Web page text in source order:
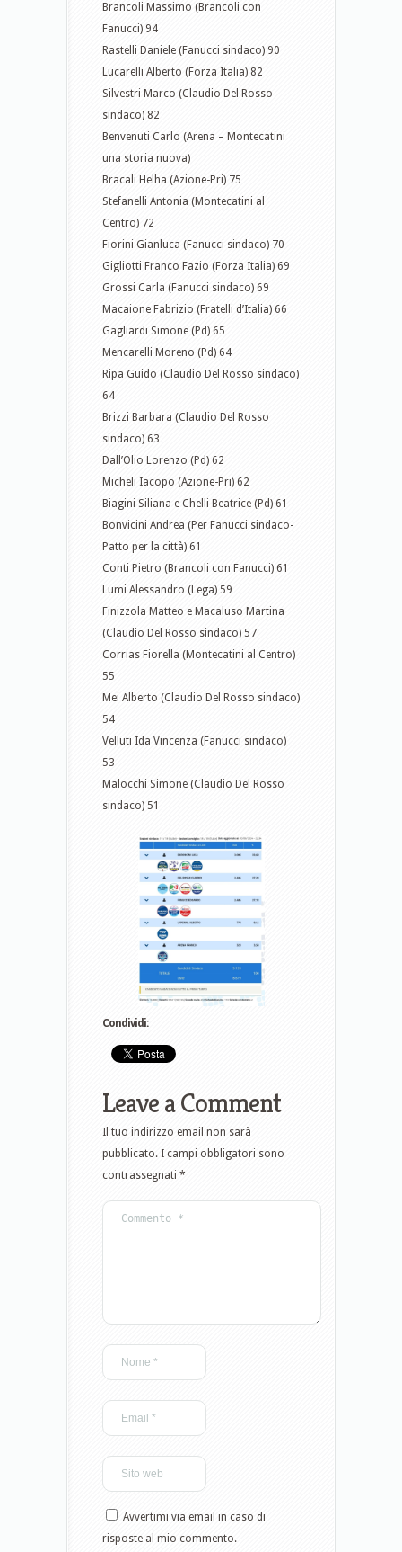
Brancoli Massimo (Brancoli con
Fanucci) 94
Rastelli Daniele (Fanucci sindaco) 90
Lucarelli Alberto (Forza Italia) 82
Silvestri Marco (Claudio Del Rosso
sindaco) 82
Benvenuti Carlo (Arena – Montecatini
una storia nuova)
Bracali Helha (Azione-Pri) 75
Stefanelli Antonia (Montecatini al
Centro) 72
Fiorini Gianluca (Fanucci sindaco) 70
Gigliotti Franco Fazio (Forza Italia) 69
Grossi Carla (Fanucci sindaco) 69
Macaione Fabrizio (Fratelli d’Italia) 66
Gagliardi Simone (Pd) 65
Mencarelli Moreno (Pd) 64
Ripa Guido (Claudio Del Rosso sindaco)
64
Brizzi Barbara (Claudio Del Rosso
sindaco) 63
Dall’Olio Lorenzo (Pd) 62
Micheli Iacopo (Azione-Pri) 62
Biagini Siliana e Chelli Beatrice (Pd) 61
Bonvicini Andrea (Per Fanucci sindaco-
Patto per la città) 61
Conti Pietro (Brancoli con Fanucci) 61
Lumi Alessandro (Lega) 59
Finizzola Matteo e Macaluso Martina
(Claudio Del Rosso sindaco) 57
Corrias Fiorella (Montecatini al Centro)
55
Mei Alberto (Claudio Del Rosso sindaco)
54
Velluti Ida Vincenza (Fanucci sindaco)
53
Malocchi Simone (Claudio Del Rosso
sindaco) 51
Condividi:
Leave a Comment
Il tuo indirizzo email non sarà
pubblicato. I campi obbligatori sono
contrassegnati *
Avvertimi via email in caso di
risposte al mio commento.